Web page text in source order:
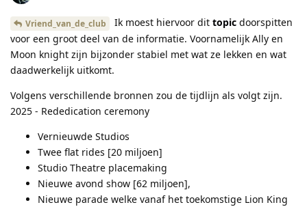
Vriend_van_de_club Ik moest hiervoor dit topic doorspitten
voor een groot deel van de informatie. Voornamelijk Ally en
Moon knight zijn bijzonder stabiel met wat ze lekken en wat
daadwerkelijk uitkomt.
Volgens verschillende bronnen zou de tijdlijn als volgt zijn.
2025 - Rededication ceremony
Vernieuwde Studios
Twee flat rides [20 miljoen]
Studio Theatre placemaking
Nieuwe avond show [62 miljoen],
Nieuwe parade welke vanaf het toekomstige Lion King